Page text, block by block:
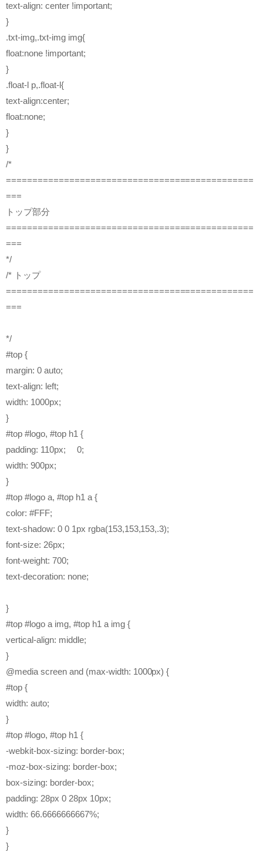
text-align: center !important;
}
.txt-img,.txt-img img{
float:none !important;
}
.float-l p,.float-l{
text-align:center;
float:none;
}
}
/*
===============================================
===
トップ部分
===============================================
===
*/
/* トップ
===============================================
===
*/
#top {
margin: 0 auto;
text-align: left;
width: 1000px;
}
#top #logo, #top h1 {
padding: 110px; 0;
width: 900px;
}
#top #logo a, #top h1 a {
color: #FFF;
text-shadow: 0 0 1px rgba(153,153,153,.3);
font-size: 26px;
font-weight: 700;
text-decoration: none;
}
#top #logo a img, #top h1 a img {
vertical-align: middle;
}
@media screen and (max-width: 1000px) {
#top {
width: auto;
}
#top #logo, #top h1 {
-webkit-box-sizing: border-box;
-moz-box-sizing: border-box;
box-sizing: border-box;
padding: 28px 0 28px 10px;
width: 66.6666666667%;
}
}